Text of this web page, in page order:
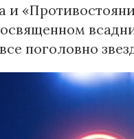
и
поголовно